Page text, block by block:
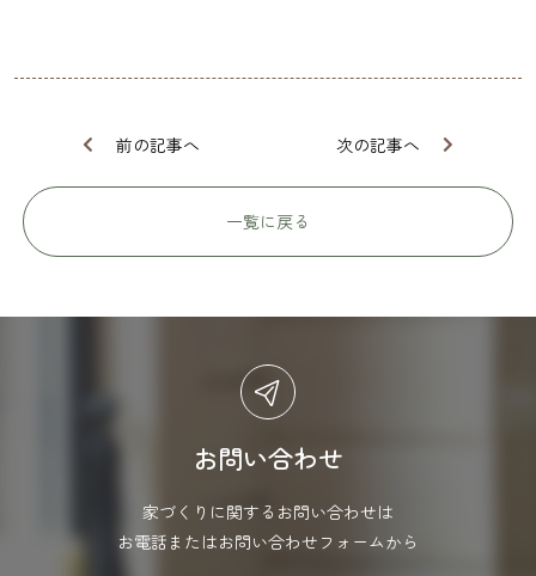
前の記事へ 次の記事へ
一覧に戻る
お問い合わせ
家づくりに関するお問い合わせは
お電話またはお問い合わせフォームから